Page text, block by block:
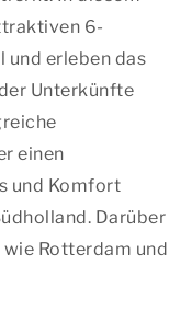
6-
und erleben das
Unterkünfte
einen
und Komfort
Darüber
Rotterdam und